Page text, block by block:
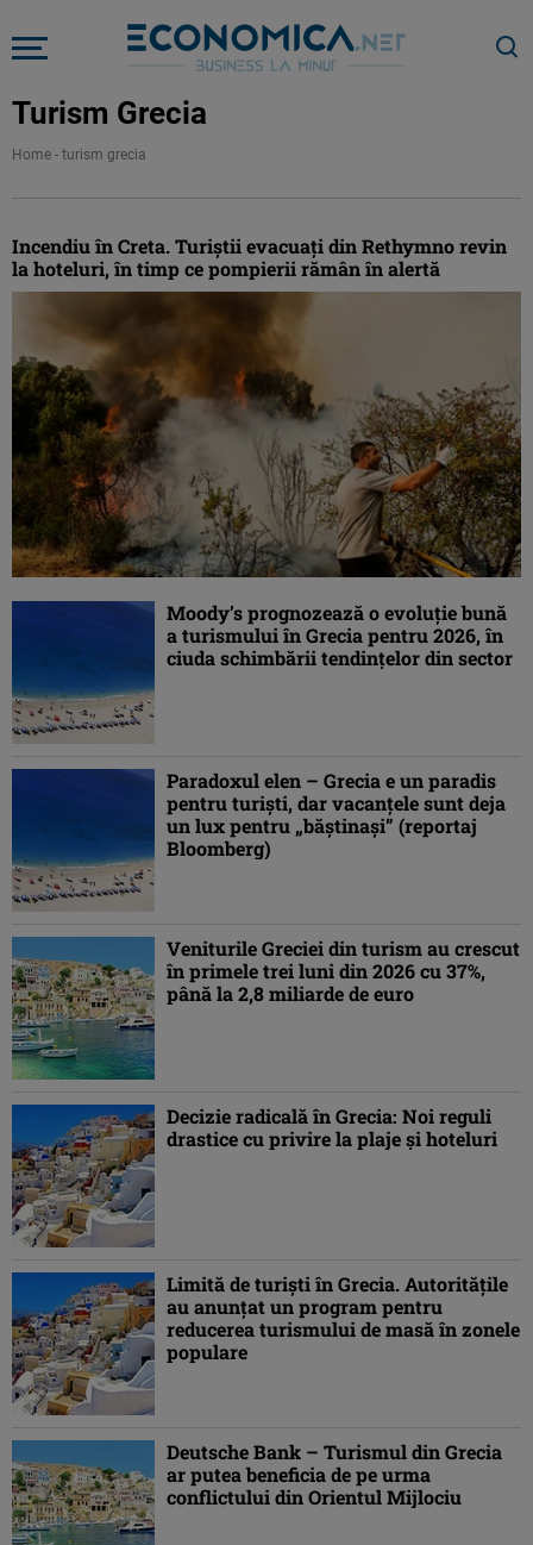
Turism Grecia
Home - turism grecia
Incendiu în Creta. Turiştii evacuaţi din Rethymno revin
la hoteluri, în timp ce pompierii rămân în alertă
Moody’s prognozează o evoluție bună
a turismului în Grecia pentru 2026, în
ciuda schimbării tendințelor din sector
Paradoxul elen – Grecia e un paradis
pentru turişti, dar vacanţele sunt deja
un lux pentru „băştinaşi” (reportaj
Bloomberg)
Veniturile Greciei din turism au crescut
în primele trei luni din 2026 cu 37%,
până la 2,8 miliarde de euro
Decizie radicală în Grecia: Noi reguli
drastice cu privire la plaje și hoteluri
Limită de turişti în Grecia. Autoritățile
au anunţat un program pentru
reducerea turismului de masă în zonele
populare
Deutsche Bank – Turismul din Grecia
ar putea beneficia de pe urma
conflictului din Orientul Mijlociu